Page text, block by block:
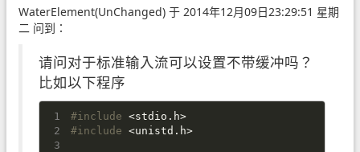
WaterElement(UnChanged) 于 2014年12月09日23:29:51 星期
二 问到：
请问对于标准输入流可以设置不带缓冲吗？
比如以下程序
#include <stdio.h>
#include <unistd.h>